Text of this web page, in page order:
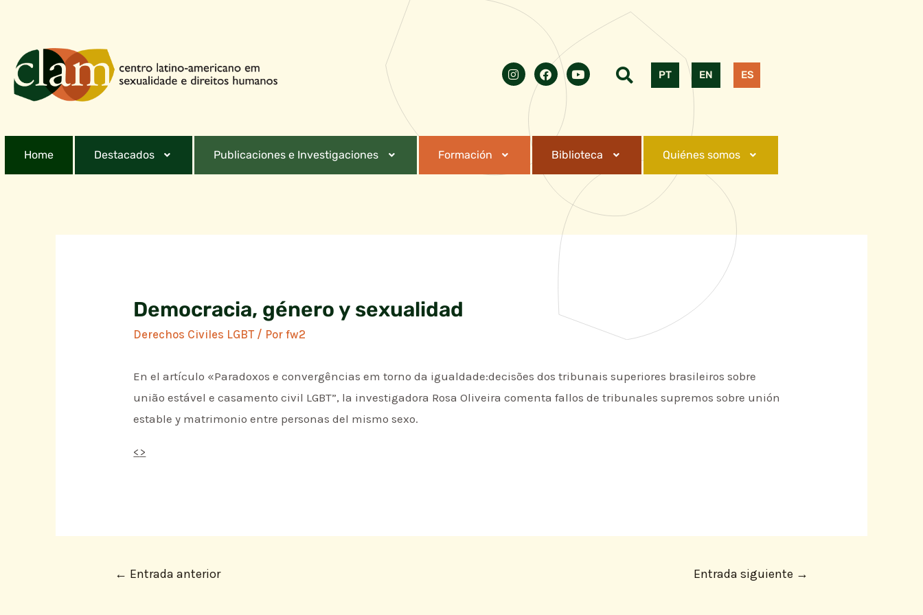
PT EN ES
Home Destacados Publicaciones e Investigaciones Formación Biblioteca Quiénes somos
Democracia, género y sexualidad
Derechos Civiles LGBT / Porfw2
En el artículo «Paradoxos e convergências em torno da igualdade:decisões dos tribunais superiores brasileiros sobre
união estável e casamento civil LGBT”, la investigadora Rosa Oliveira comenta fallos de tribunales supremos sobre unión
estable y matrimonio entre personas del mismo sexo.
< >
← Entrada anterior Entrada siguiente →